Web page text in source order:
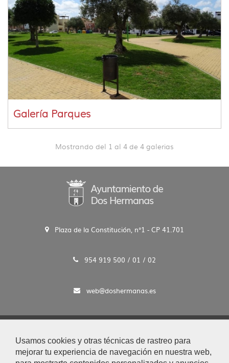
Usamos cookies y otras técnicas de rastreo para
mejorar tu experiencia de navegación en nuestra web,
Galería Parques
Mostrando del 1 al 4 de 4 galerias
Plaza de la Constitución, n°1 - CP 41.701
954 919 500 / 01 / 02
web@doshermanas.es
Aviso Legal y Protección de Datos
|